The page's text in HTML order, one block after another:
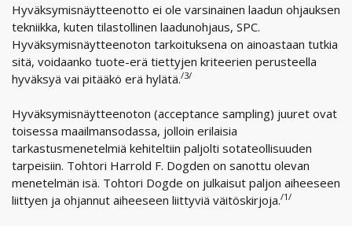
Hyväksymisnäytteenotto ei ole varsinainen laadun ohjauksen
tekniikka, kuten tilastollinen laadunohjaus, SPC.
Hyväksymisnäytteenoton tarkoituksena on ainoastaan tutkia
sitä, voidaanko tuote-erä tiettyjen kriteerien perusteella
hyväksyä vai pitääkö erä hylätä./3/
Hyväksymisnäytteenoton (acceptance sampling) juuret ovat
toisessa maailmansodassa, jolloin erilaisia
tarkastusmenetelmiä kehiteltiin paljolti sotateollisuuden
tarpeisiin. Tohtori Harrold F. Dogden on sanottu olevan
menetelmän isä. Tohtori Dogde on julkaisut paljon aiheeseen
liittyen ja ohjannut aiheeseen liittyviä väitöskirjoja./1/